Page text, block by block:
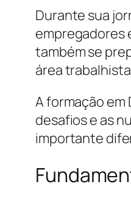
Durante sua
empregadores
também se
área
A formação
desafios e as
importante